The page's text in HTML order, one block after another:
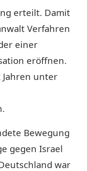
erteilt. Damit
Verfahren
einer
eröffnen.
unter
Bewegung
gegen Israel
war